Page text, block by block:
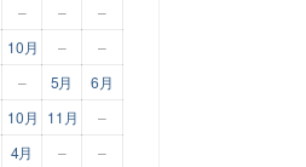
– –
–
10月 – –
– 5月
6月
10月 11月 –
4月 –
–